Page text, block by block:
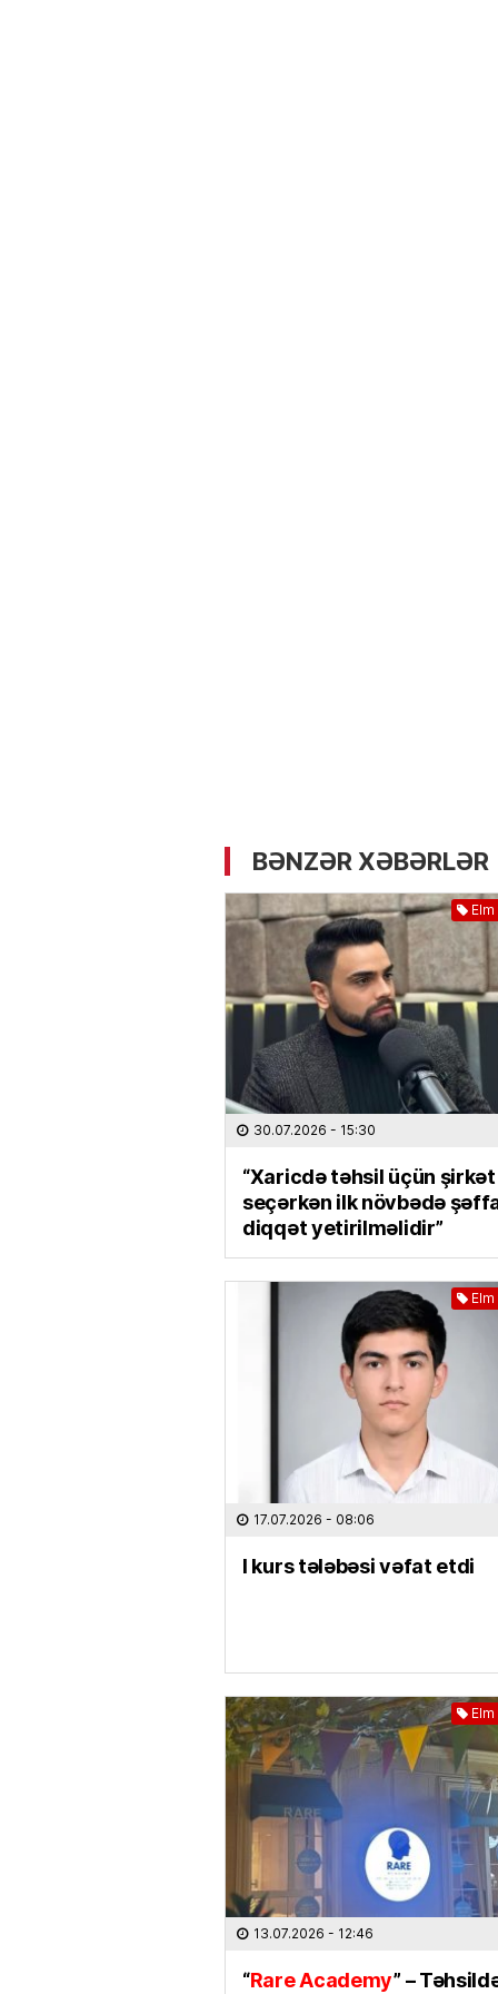
BƏNZƏR XƏBƏRLƏR
30.07.2026 - 15:30
“Xaricdə təhsil üçün şirkət
seçərkən ilk növbədə
diqqət yetirilməlidir”
17.07.2026 - 08:06
I kurs tələbəsi vəfat etdi
13.07.2026 - 12:46
“Rare Academy” –